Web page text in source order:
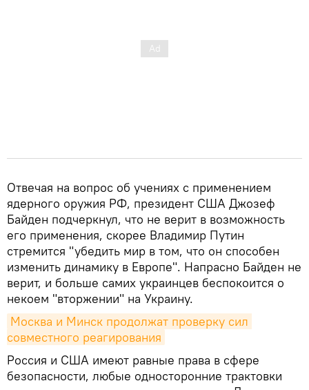
Отвечая на вопрос об учениях с применением
ядерного оружия РФ, президент США Джозеф
Байден подчеркнул, что не верит в возможность
его применения, скорее Владимир Путин
стремится "убедить мир в том, что он способен
изменить динамику в Европе". Напрасно Байден не
верит, и больше самих украинцев беспокоится о
некоем "вторжении" на Украину.
Москва и Минск продолжат проверку сил
совместного реагирования
Россия и США имеют равные права в сфере
безопасности, любые односторонние трактовки